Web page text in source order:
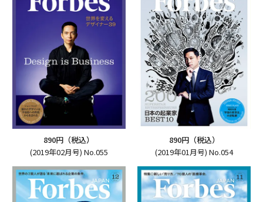
890円（税込）
(2019年02月号) No.055
890円（税込）
(2019年01月号) No.054